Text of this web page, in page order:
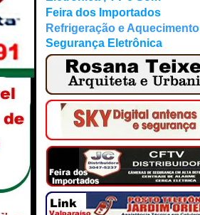
Feira dos Importados
Refrigeração e Aquecimento
Segurança Eletrônica